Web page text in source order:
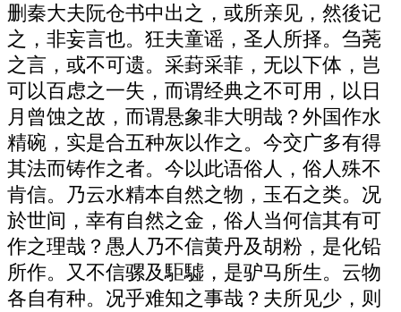
删秦大夫阮仓书中出之，或所亲见，然後记
之，非妄言也。狂夫童谣，圣人所择。刍荛
之言，或不可遗。采葑采菲，无以下体，岂
可以百虑之一失，而谓经典之不可用，以日
月曾蚀之故，而谓悬象非大明哉？外国作水
精碗，实是合五种灰以作之。今交广多有得
其法而铸作之者。今以此语俗人，俗人殊不
肯信。乃云水精本自然之物，玉石之类。况
於世间，幸有自然之金，俗人当何信其有可
作之理哉？愚人乃不信黄丹及胡粉，是化铅
所作。又不信骡及駏驉，是驴马所生。云物
各自有种。况乎难知之事哉？夫所见少，则